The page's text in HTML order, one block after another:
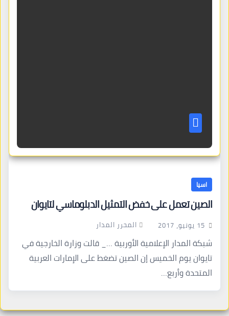
اسيا
الصين تعمل على خفض التمثيل الدبلوماسي لتايوان
15 يونيو، 2017 المحرر المدار
شبكة المدار الإعلامية الأوربية …_ قالت وزارة الخارجية في
تايوان يوم الخميس إن الصين تضغط على الإمارات العربية
المتحدة وأربع…